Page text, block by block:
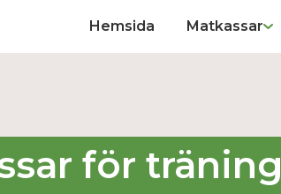
Hemsida Matkassar
för träning